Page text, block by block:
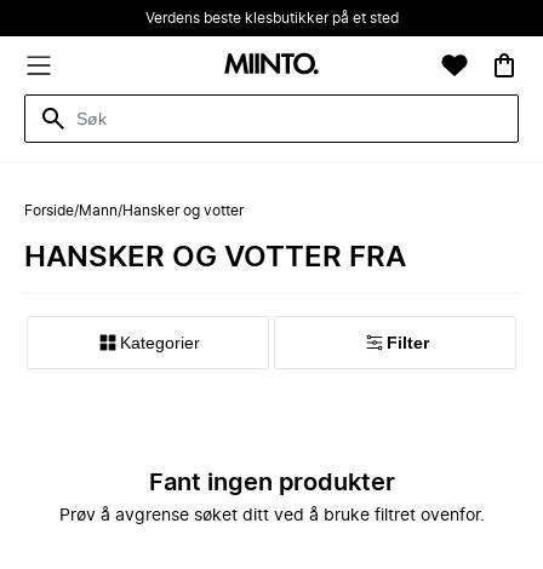
Verdens beste klesbutikker på et sted
Forside/Mann/Hansker og votter
HANSKER OG VOTTER FRA
Kategorier Filter
Fant ingen produkter
Prøv å avgrense søket ditt ved å bruke filtret ovenfor.